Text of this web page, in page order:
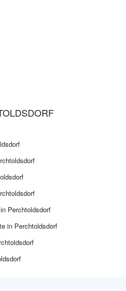
Perchtoldsdorf
in Perchtoldsdorf